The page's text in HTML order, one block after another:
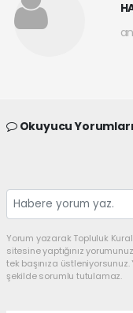
Okuyucu Yorumları
Yorum yazarak Topluluk
sitesine yaptığınız
tek başınıza
şekilde sorumlu tutulamaz.